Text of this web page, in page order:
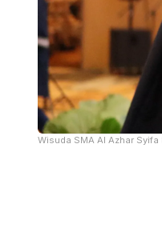
Wisuda SMA Al Azhar